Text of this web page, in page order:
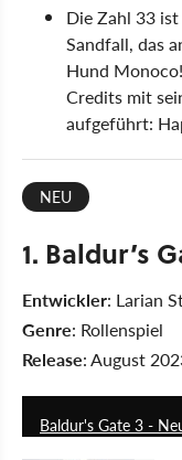
Die Zahl 33
Sandfall, das
Hund
Credits mit
aufgeführt:
NEU
1. Baldur’s
Entwickler: Larian
Genre: Rollenspiel
Release: August
Baldur's Gate 3 -